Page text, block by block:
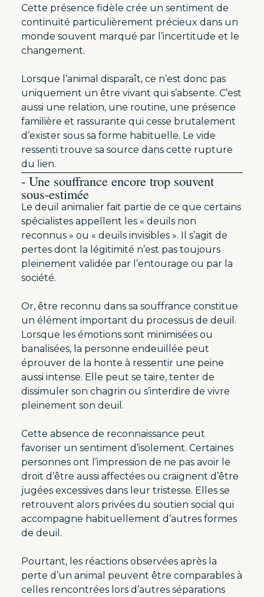
Cette présence fidèle crée un sentiment de
continuité particulièrement précieux dans un
monde souvent marqué par l’incertitude et le
changement.
Lorsque l’animal disparaît, ce n’est donc pas
uniquement un être vivant qui s’absente. C’est
aussi une relation, une routine, une présence
familière et rassurante qui cesse brutalement
d’exister sous sa forme habituelle. Le vide
ressenti trouve sa source dans cette rupture
du lien.
- Une souffrance encore trop souvent
sous-estimée
Le deuil animalier fait partie de ce que certains
spécialistes appellent les « deuils non
reconnus » ou « deuils invisibles ». Il s’agit de
pertes dont la légitimité n’est pas toujours
pleinement validée par l’entourage ou par la
société.
Or, être reconnu dans sa souffrance constitue
un élément important du processus de deuil.
Lorsque les émotions sont minimisées ou
banalisées, la personne endeuillée peut
éprouver de la honte à ressentir une peine
aussi intense. Elle peut se taire, tenter de
dissimuler son chagrin ou s’interdire de vivre
pleinement son deuil.
Cette absence de reconnaissance peut
favoriser un sentiment d’isolement. Certaines
personnes ont l’impression de ne pas avoir le
droit d’être aussi affectées ou craignent d’être
jugées excessives dans leur tristesse. Elles se
retrouvent alors privées du soutien social qui
accompagne habituellement d’autres formes
de deuil.
Pourtant, les réactions observées après la
perte d’un animal peuvent être comparables à
celles rencontrées lors d’autres séparations